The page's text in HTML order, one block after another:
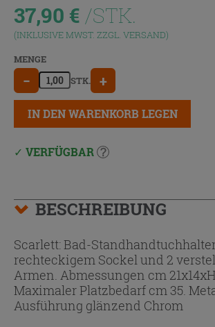
37,90 € /STK.
(INKLUSIVE MWST. ZZGL. VERSAND)
MENGE
− STK. +
IN DEN WARENKORB LEGEN
VERFÜGBAR
BESCHREIBUNG
Scarlett: Bad-
rechteckigem Sockel und 2
Armen. Abmessungen cm
Maximaler Platzbedarf cm 35.
Ausführung glänzend Chrom